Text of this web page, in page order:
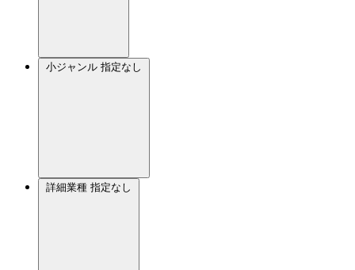
小ジャンル 指定なし
詳細業種 指定なし